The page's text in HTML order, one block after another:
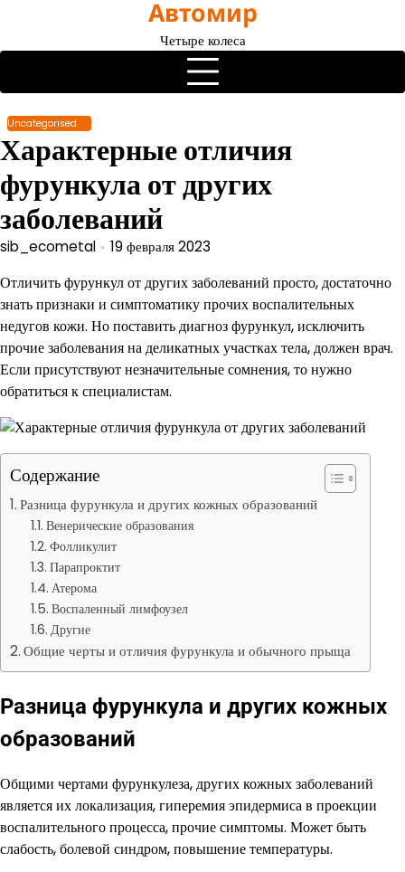
содержимому
Автомир
Четыре колеса
Uncategorised
Характерные отличия
фурункула от других
заболеваний
sib_ecometal 19 февраля 2023
Отличить фурункул от других заболеваний просто, достаточно
знать признаки и симптоматику прочих воспалительных
недугов кожи. Но поставить диагноз фурункул, исключить
прочие заболевания на деликатных участках тела, должен врач.
Если присутствуют незначительные сомнения, то нужно
обратиться к специалистам.
Содержание
Разница фурункула и других кожных образований
Венерические образования
Фолликулит
Парапроктит
Атерома
Воспаленный лимфоузел
Другие
Общие черты и отличия фурункула и обычного прыща
Разница фурункула и других кожных
образований
Общими чертами фурункулеза, других кожных заболеваний
является их локализация, гиперемия эпидермиса в проекции
воспалительного процесса, прочие симптомы. Может быть
слабость, болевой синдром, повышение температуры.